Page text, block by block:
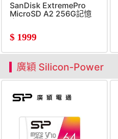
SanDisk ExtremePro
MicroSD A2 256G記憶
$ 1999
廣穎 Silicon-Power